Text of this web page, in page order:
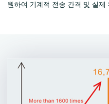
원하여 기계적 전송 간격 및 실제